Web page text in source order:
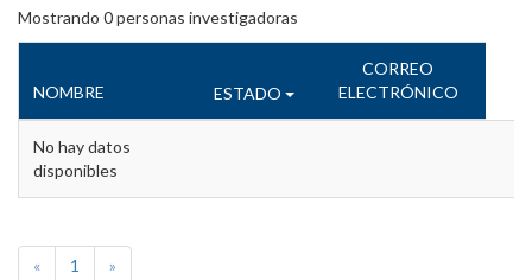
Mostrando 0personas investigadoras
NOMBRE ESTADO
CORREO
ELECTRÓNICO
No hay datos
disponibles
« 1 »